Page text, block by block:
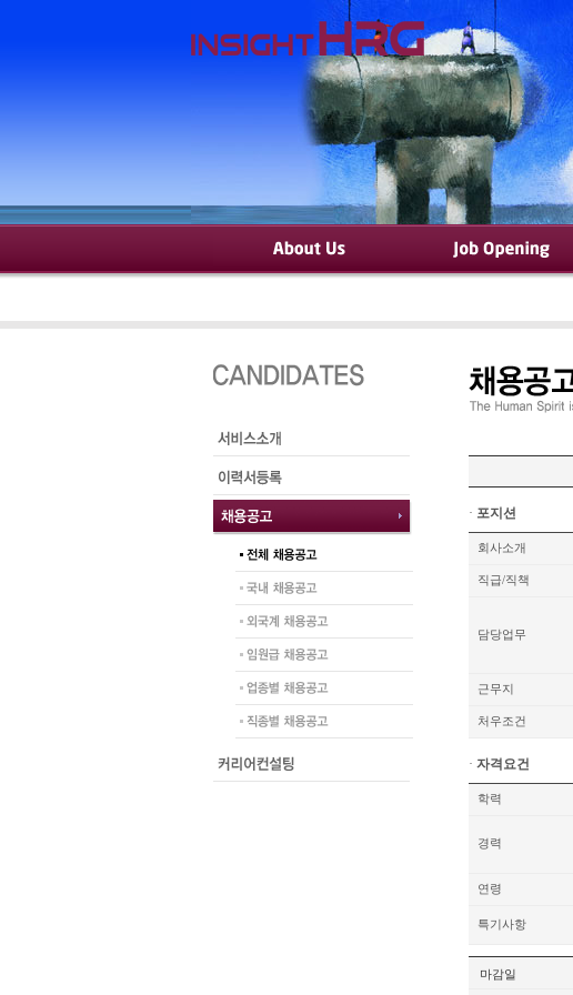
· 포지션
회사소개
직급/직책
담당업무
근무지
처우조건
· 자격요건
학력
경력
연령
특기사항
마감일